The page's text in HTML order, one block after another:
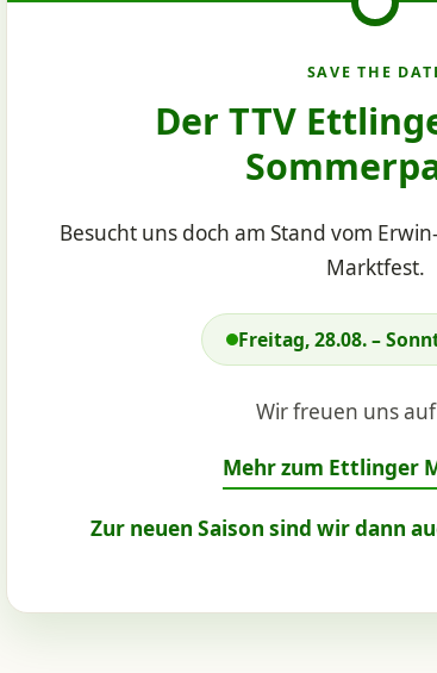
SAVE THE
Der TTV
Besucht uns doch am Stand vom
Marktfest.
Freitag, 28.08. –
Wir freuen uns
Mehr zum Ettlinger
Zur neuen Saison sind wir dann